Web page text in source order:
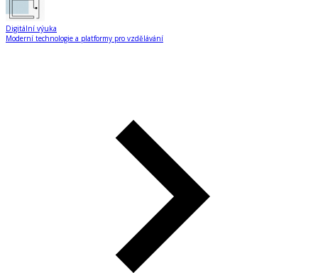
Digitální výuka
Moderní technologie a platformy pro vzdělávání